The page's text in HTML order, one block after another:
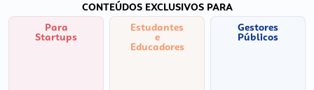
CONTEÚDOS EXCLUSIVOS PARA
Para
Startups
Estudantes
e
Educadores
Gestores
Públicos